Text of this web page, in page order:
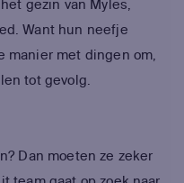
gezin van Myles,
Want hun neefje
manier met dingen om,
tot gevolg.
Dan moeten ze zeker